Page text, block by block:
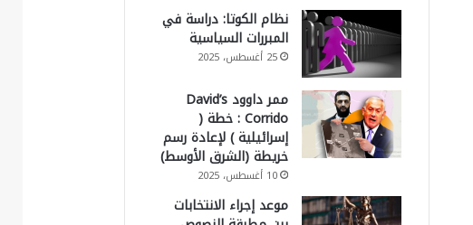
نظام الكوتا: دراسة في
المبررات السياسية
25 أغسطس، 2025
ممر داوود David’s
Corrido : خطة (
إسرائيلية ) لإعادة رسم
خريطة (الشرق الأوسط)
10 أغسطس، 2025
موعد إجراء الانتخابات